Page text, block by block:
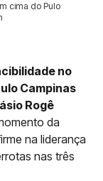
cima do Pulo
no
Campinas
Rogê
da
na liderança
nas três